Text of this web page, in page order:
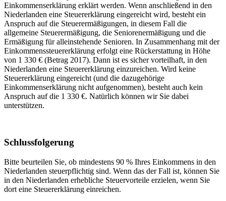
Einkommenserklärung erklärt werden. Wenn anschließend in den
Niederlanden eine Steuererklärung eingereicht wird, besteht ein
Anspruch auf die Steuerermäßigungen, in diesem Fall die
allgemeine Steuerermäßigung, die Seniorenermäßigung und die
Ermäßigung für alleinstehende Senioren. In Zusammenhang mit der
Einkommenssteuererklärung erfolgt eine Rückerstattung in Höhe
von 1 330 € (Betrag 2017). Dann ist es sicher vorteilhaft, in den
Niederlanden eine Steuererklärung einzureichen. Wird keine
Steuererklärung eingereicht (und die dazugehörige
Einkommenserklärung nicht aufgenommen), besteht auch kein
Anspruch auf die 1 330 €. Natürlich können wir Sie dabei
unterstützen.
Schlussfolgerung
Bitte beurteilen Sie, ob mindestens 90 % Ihres Einkommens in den
Niederlanden steuerpflichtig sind. Wenn das der Fall ist, können Sie
in den Niederlanden erhebliche Steuervorteile erzielen, wenn Sie
dort eine Steuererklärung einreichen.